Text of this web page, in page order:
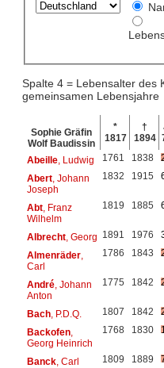
Spalte 4 = Lebensalter des
gemeinsamen Lebensjahre
Sophie Gräfin
Wolf Baudissin
*
1817
†
1894
Abeille, Ludwig 1761 1838
Abert, Johann
Joseph
1832 1915
Abt, Franz
Wilhelm
1819 1885
Albrecht, Georg 1891 1976
Almenräder,
Carl
1786 1843
André, Johann
Anton
1775 1842
Bach, P.D.Q. 1807 1842
Backofen,
Georg Heinrich
1768 1830
Banck, Carl 1809 1889